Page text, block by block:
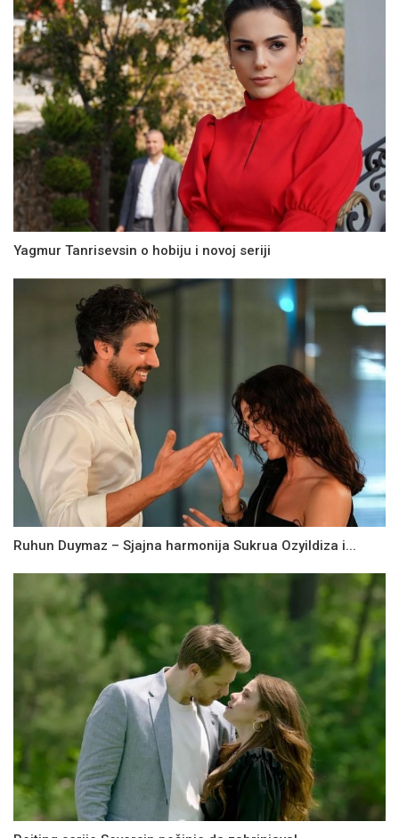
Yagmur Tanrisevsin o hobiju i novoj seriji
Ruhun Duymaz – Sjajna harmonija Sukrua Ozyildiza i...